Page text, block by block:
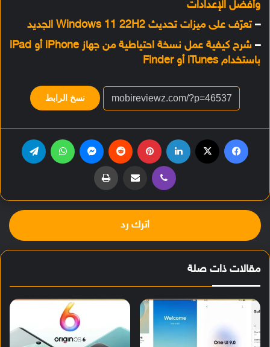
وأفضل الإعدادات
–تعرّف على ميزات تحديث Windows 11 22H2 الجديد
–
شرح كيفية عمل نسخة احتياطية من جهاز iPhone أو iPad
باستخدام iTunes أو Finder
نسخ الرابط
ڤايبر مشاركة عبر البريد طباعة
اترك رد
مقالات ذات صلة